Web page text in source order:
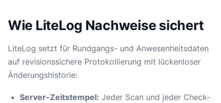
Wie LiteLog Nachweise sichert
LiteLog setzt für Rundgangs- und Anwesenheitsdaten
auf revisionssichere Protokollierung mit lückenloser
Änderungshistorie:
Server-Zeitstempel: Jeder Scan und jeder Check-